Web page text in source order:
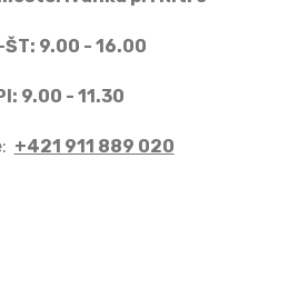
ŠT: 9.00 - 16.00
9.00 - 11.30
+421 911 889 020